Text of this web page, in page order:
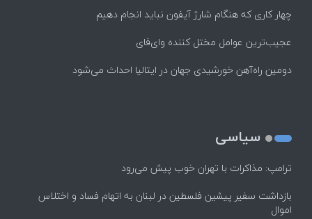
چهار کاری که هنگام شارژ آیفون نباید انجام دهیم
عجیب‌ترین عوامل مختل کننده وای‌فای
دومین راه‌آهن خورشیدی جهان در ایتالیا احداث می‌شود
سیاسی
ترامپ: مذاکرات با تهران خوب پیش می‌رود
بازداشت سفیر پیشین فلسطین در لبنان به اتهام فساد و اختلاس
اموال